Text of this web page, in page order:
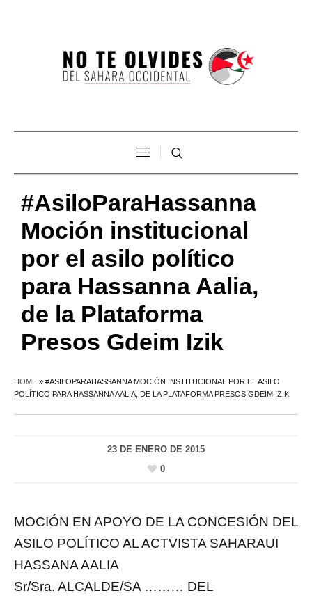
#AsiloParaHassanna
Moción institucional
por el asilo político
para Hassanna Aalia,
de la Plataforma
Presos Gdeim Izik
HOME » #ASILOPARAHASSANNA MOCIÓN INSTITUCIONAL POR EL ASILO
POLÍTICO PARA HASSANNA AALIA, DE LA PLATAFORMA PRESOS GDEIM IZIK
23 DE ENERO DE 2015
0
MOCIÓN EN APOYO DE LA CONCESIÓN DEL
ASILO POLÍTICO AL ACTVISTA SAHARAUI
HASSANA AALIA
Sr/Sra. ALCALDE/SA ……… DEL